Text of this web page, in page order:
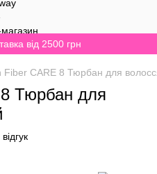
від 2500 грн
Fiber CARE 8 Тюрбан для
Тюрбан для